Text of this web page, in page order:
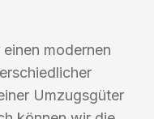
modernen
Umzugsgüter